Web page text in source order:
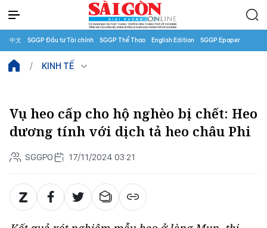
中文 SGGP Đầu tư Tài chính SGGP Thể Thao English Edition SGGP Epaper
KINH TẾ
Vụ heo cấp cho hộ nghèo bị chết: Heo
dương tính với dịch tả heo châu Phi
SGGPO 17/11/2024 03:21